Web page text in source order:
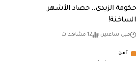
حكومة الزيدي.. حصاد الأشهر
الساخنة!
قبل ساعتين 12 مشاهدات
أمن